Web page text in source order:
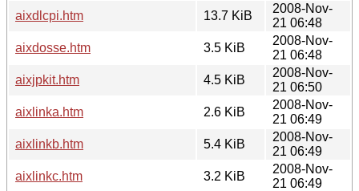
aixdlcpi.htm
13.7 KiB
2008-Nov-
21 06:48
aixdosse.htm
3.5 KiB
2008-Nov-
21 06:48
aixjpkit.htm
4.5 KiB
2008-Nov-
21 06:50
aixlinka.htm
2.6 KiB
2008-Nov-
21 06:49
aixlinkb.htm
5.4 KiB
2008-Nov-
21 06:49
aixlinkc.htm
3.2 KiB
2008-Nov-
21 06:49